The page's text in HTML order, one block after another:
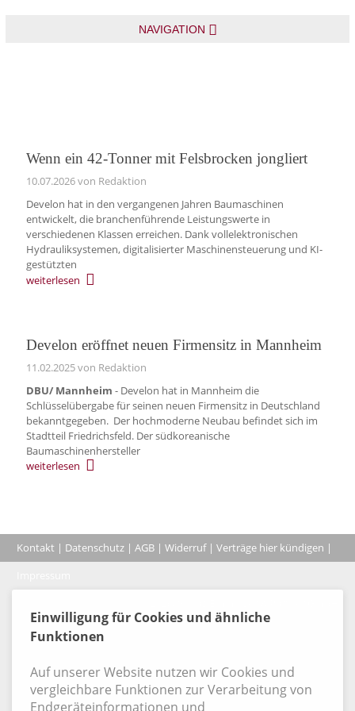
NAVIGATION
Wenn ein 42-Tonner mit Felsbrocken jongliert
10.07.2026von Redaktion
Develon hat in den vergangenen Jahren Baumaschinen
entwickelt, die branchenführende Leistungswerte in
verschiedenen Klassen erreichen. Dank vollelektronischen
Hydrauliksystemen, digitalisierter Maschinensteuerung und KI-
gestützten
weiterlesen
Develon eröffnet neuen Firmensitz in Mannheim
11.02.2025von Redaktion
DBU/ Mannheim - Develon hat in Mannheim die
Schlüsselübergabe für seinen neuen Firmensitz in Deutschland
bekanntgegeben. Der hochmoderne Neubau befindet sich im
Stadtteil Friedrichsfeld. Der südkoreanische
Baumaschinenhersteller
weiterlesen
Kontakt | Datenschutz | AGB | Widerruf| Verträge hier kündigen |
Einwilligung für Cookies und ähnliche
Funktionen
Auf unserer Website nutzen wir Cookies und
vergleichbare Funktionen zur Verarbeitung von
Endgeräteinformationen und